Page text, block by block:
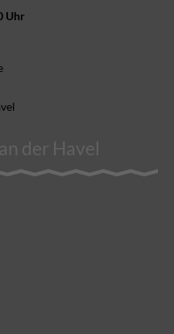
Uhr
der Havel